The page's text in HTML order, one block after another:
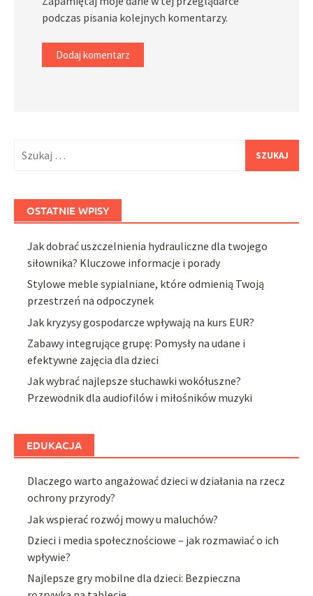
podczas pisania kolejnych komentarzy.
OSTATNIE WPISY
Jak dobrać uszczelnienia hydrauliczne dla twojego
siłownika? Kluczowe informacje i porady
Stylowe meble sypialniane, które odmienią Twoją
przestrzeń na odpoczynek
Jak kryzysy gospodarcze wpływają na kurs EUR?
Zabawy integrujące grupę: Pomysły na udane i
efektywne zajęcia dla dzieci
Jak wybrać najlepsze słuchawki wokółuszne?
Przewodnik dla audiofilów i miłośników muzyki
EDUKACJA
Dlaczego warto angażować dzieci w działania na rzecz
ochrony przyrody?
Jak wspierać rozwój mowy u maluchów?
Dzieci i media społecznościowe – jak rozmawiać o ich
wpływie?
Najlepsze gry mobilne dla dzieci: Bezpieczna